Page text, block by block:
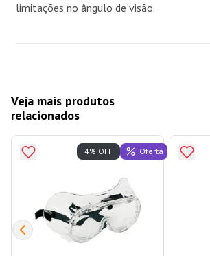
limitações no ângulo de visão.
Veja mais produtos
relacionados
4% OFF Oferta